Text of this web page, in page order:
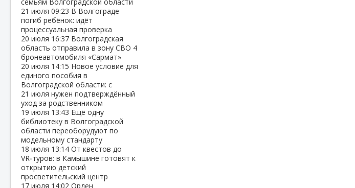
21 июля 09:23 В Волгограде
погиб ребёнок: идёт
процессуальная проверка
20 июля 16:37 Волгоградская
область отправила в зону СВО 4
бронеавтомобиля «Сармат»
20 июля 14:15 Новое условие для
единого пособия в
Волгоградской области: с
21 июля нужен подтверждённый
уход за родственником
19 июля 13:43 Ещё одну
библиотеку в Волгоградской
области переоборудуют по
модельному стандарту
18 июля 13:14 От квестов до
VR‑туров: в Камышине готовят к
открытию детский
просветительский центр
17 июля 14:02 Орден